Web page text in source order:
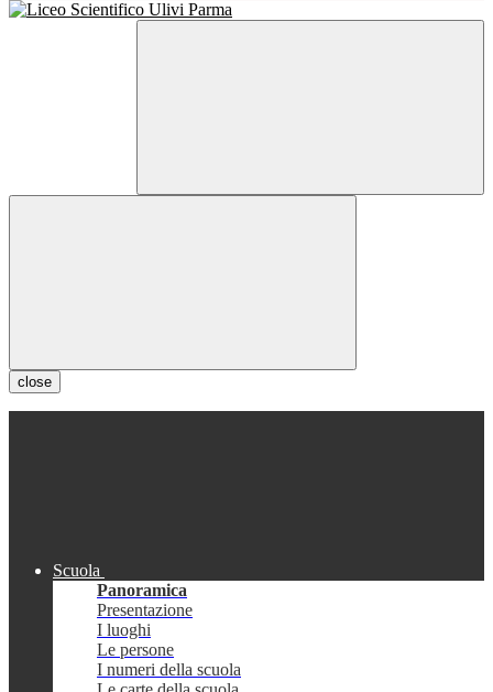
close
Scuola
Panoramica
Presentazione
I luoghi
Le persone
I numeri della scuola